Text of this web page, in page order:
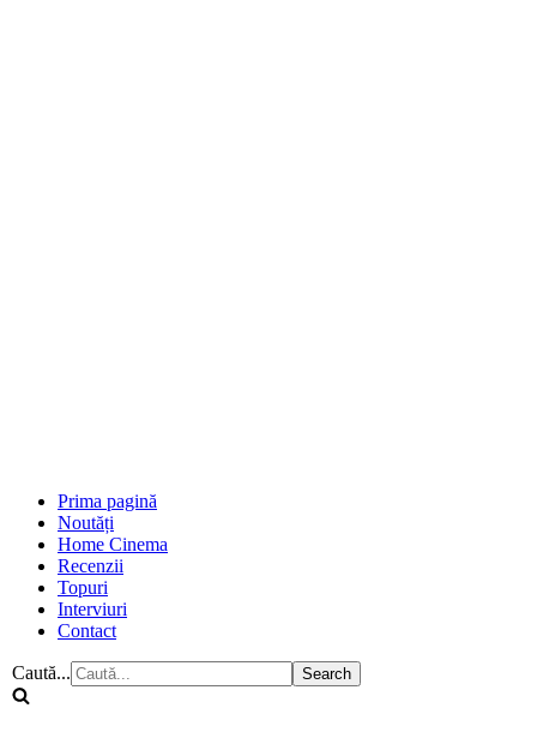
Prima pagină
Noutăți
Home Cinema
Recenzii
Topuri
Interviuri
Contact
Caută...